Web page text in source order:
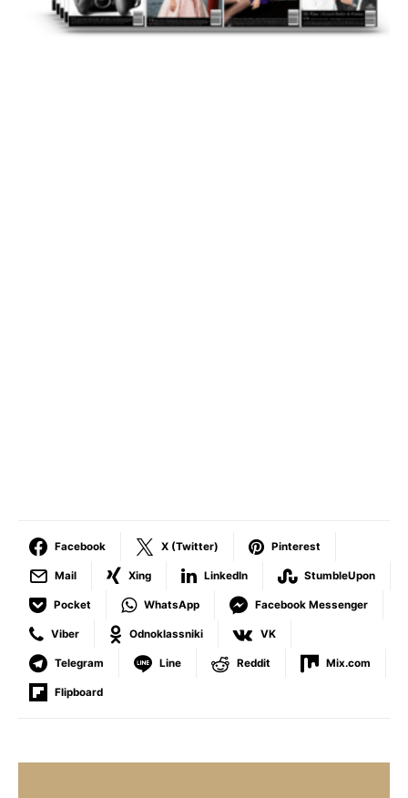
Facebook X (Twitter) Pinterest
Mail Xing LinkedIn StumbleUpon
Pocket WhatsApp Facebook Messenger
Viber Odnoklassniki VK
Telegram Line Reddit Mix.com
Flipboard